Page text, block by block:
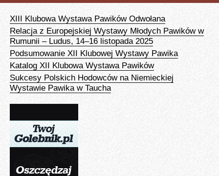
XIII Klubowa Wystawa Pawików Odwołana
Relacja z Europejskiej Wystawy Młodych Pawików w
Rumunii – Ludus, 14–16 listopada 2025
Podsumowanie XII Klubowej Wystawy Pawika
Katalog XII Klubowa Wystawa Pawików
Sukcesy Polskich Hodowców na Niemieckiej
Wystawie Pawika w Taucha